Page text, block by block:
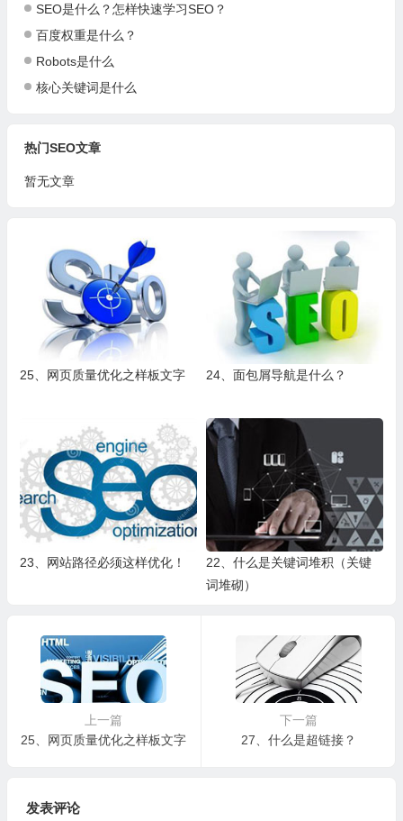
SEO是什么？怎样快速学习SEO？
百度权重是什么？
Robots是什么
核心关键词是什么
热门SEO文章
暂无文章
25、网页质量优化之样板文字 24、面包屑导航是什么？
23、网站路径必须这样优化！
22、什么是关键词堆积（关键
词堆砌）
上一篇
25、网页质量优化之样板文字
下一篇
27、什么是超链接？
发表评论